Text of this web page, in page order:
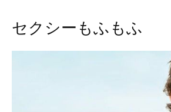
セクシーもふもふ